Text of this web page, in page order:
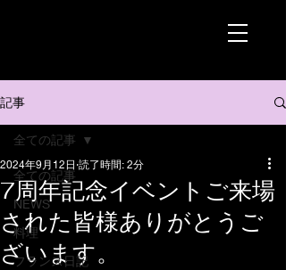
記事
全ての記事
NEWS
料理
フランス日記
全ての記事
7周年記念イベントご来場
された皆様ありがとうご
ざいます。
2024年9月12日 読了時間: 2分